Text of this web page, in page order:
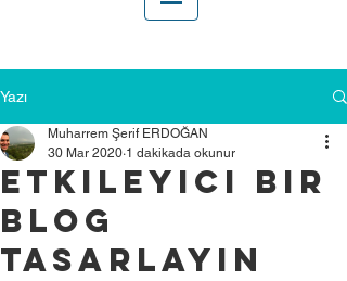
Yazı
Etkileyici Bir
Blog
Tasarlayın
Muharrem Şerif ERDOĞAN
30 Mar 2020 1 dakikada okunur